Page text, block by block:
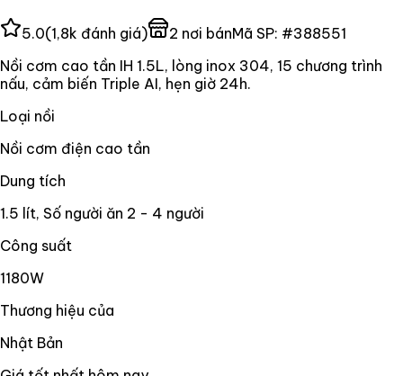
5.0(1,8k đánh giá) 2 nơi bánMã SP: #388551
Nồi cơm cao tần IH 1.5L, lòng inox 304, 15 chương trình
nấu, cảm biến Triple AI, hẹn giờ 24h.
Loại nồi
Nồi cơm điện cao tần
Dung tích
1.5 lít, Số người ăn 2 - 4 người
Công suất
1180W
Thương hiệu của
Nhật Bản